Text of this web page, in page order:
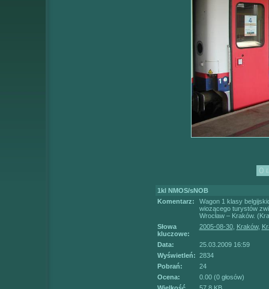
1kl NMOS/sNOB
Komentarz:
Wagon 1 klasy
wiozącego turystów
Wrocław – Kraków.
Słowa
kluczowe:
2005-08-30, Kraków,
Data:
25.03.2009 16:59
Wyświetleń: 2834
Pobrań:
24
Ocena:
0.00 (0 głosów)